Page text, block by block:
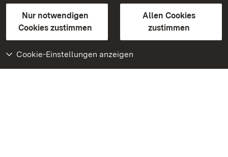
Nur notwendigen
Cookies zustimmen
Allen Cookies
zustimmen
Cookie-Einstellungen anzeigen
GebärdenspracheLeichte Sprache
Erklärung zur Barrierefreiheit
BITV-konform (geprüfte Seiten)
Weiteres